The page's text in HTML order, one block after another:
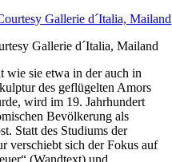
Gallerie d´Italia, Mailand
wie sie etwa in der auch in
des geflügelten Amors
wird im 19. Jahrhundert
Bevölkerung als
Statt des Studiums der
verschiebt sich der Fokus auf